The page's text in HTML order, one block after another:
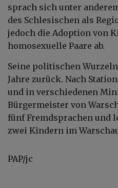
sprach sich unter
des Schlesischen als
jedoch die Adoption von
homosexuelle Paare ab.
Seine politischen
Jahre zurück. Nach
und in verschiedenen
Bürgermeister von
fünf Fremdsprachen und
zwei Kindern im
PAP/jc